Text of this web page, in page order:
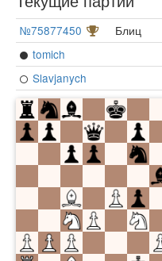
№75877450
Блиц
tomich
Slavjanych